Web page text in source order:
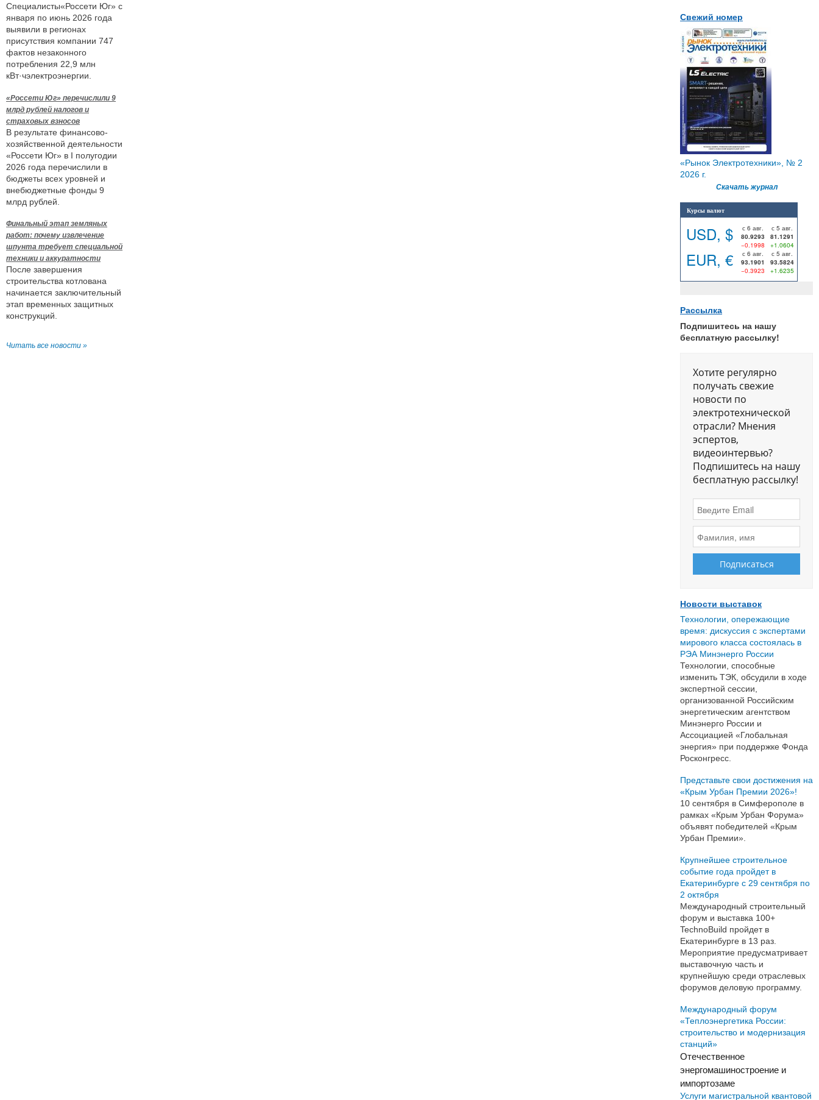
Специалисты«Россети Юг» с
января по июнь 2026 года
выявили в регионах
присутствия компании 747
фактов незаконного
потребления 22,9 млн
кВт·чэлектроэнергии.
«Россети Юг» перечислили 9
млрд рублей налогов и
страховых взносов
В результате финансово-
хозяйственной деятельности
«Россети Юг» в I полугодии
2026 года перечислили в
бюджеты всех уровней и
внебюджетные фонды 9
млрд рублей.
Финальный этап земляных
работ: почему извлечение
шпунта требует специальной
техники и аккуратности
После завершения
строительства котлована
начинается заключительный
этап временных защитных
конструкций.
Читать все новости »
Свежий номер
«Рынок Электротехники», № 2
2026 г.
Скачать журнал
Курсы валют
USD, $ с 6 авг. с 5 авг.
80.9293 81.1291
−0.1998 +1.0604
EUR, € с 6 авг. с 5 авг.
93.1901 93.5824
−0.3923 +1.6235
Рассылка
Подпишитесь на нашу
бесплатную рассылку!
Хотите регулярно
получать свежие
новости по
электротехнической
отрасли? Мнения
эспертов,
видеоинтервью?
Подпишитесь на нашу
бесплатную рассылку!
Новости выставок
Технологии, опережающие
время: дискуссия с экспертами
мирового класса состоялась в
РЭА Минэнерго России
Технологии, способные
изменить ТЭК, обсудили в ходе
экспертной сессии,
организованной Российским
энергетическим агентством
Минэнерго России и
Ассоциацией «Глобальная
энергия» при поддержке Фонда
Росконгресс.
Представьте свои достижения на
«Крым Урбан Премии 2026»!
10 сентября в Симферополе в
рамках «Крым Урбан Форума»
объявят победителей «Крым
Урбан Премии».
Крупнейшее строительное
событие года пройдет в
Екатеринбурге с 29 сентября по
2 октября
Международный строительный
форум и выставка 100+
TechnoBuild пройдет в
Екатеринбурге в 13 раз.
Мероприятие предусматривает
выставочную часть и
крупнейшую среди отраслевых
форумов деловую программу.
Международный форум
«Теплоэнергетика России:
строительство и модернизация
станций»
Отечественное
энергомашиностроение и
импортозаме
Услуги магистральной квантовой